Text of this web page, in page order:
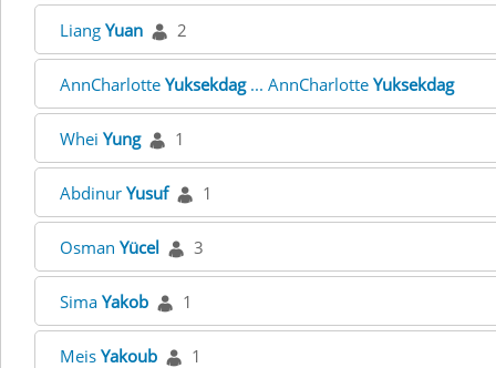
Liang Yuan 2
AnnCharlotte Yuksekdag... AnnCharlotte Yuksekdag
Whei Yung 1
Abdinur Yusuf 1
Osman Yücel 3
Sima Yakob 1
Meis Yakoub 1